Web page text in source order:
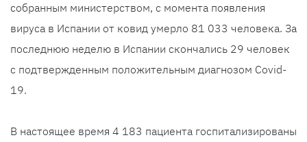
собранным министерством, с момента появления
вируса в Испании от ковид умерло 81 033 человека. За
последнюю неделю в Испании скончались 29 человек
с подтвержденным положительным диагнозом Covid-
19.
В настоящее время 4 183 пациента госпитализированы